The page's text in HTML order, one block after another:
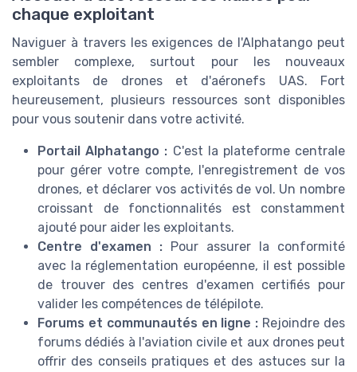
chaque exploitant
Naviguer à travers les exigences de l'Alphatango peut
sembler complexe, surtout pour les nouveaux
exploitants de drones et d'aéronefs UAS. Fort
heureusement, plusieurs ressources sont disponibles
pour vous soutenir dans votre activité.
Portail Alphatango : C'est la plateforme centrale
pour gérer votre compte, l'enregistrement de vos
drones, et déclarer vos activités de vol. Un nombre
croissant de fonctionnalités est constamment
ajouté pour aider les exploitants.
Centre d'examen : Pour assurer la conformité
avec la réglementation européenne, il est possible
de trouver des centres d'examen certifiés pour
valider les compétences de télépilote.
Forums et communautés en ligne : Rejoindre des
forums dédiés à l'aviation civile et aux drones peut
offrir des conseils pratiques et des astuces sur la